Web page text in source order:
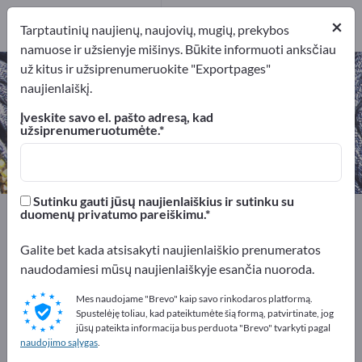
Plastikiniai audiniai – raskite
gamintojus ir tiekėjus
Eksportuotojai Gamintojai
1
Gamintojai
Exportpages Tekstilė
Medžiagos rūbams
Reklamuokitės nemokamai
Exportpages!
Poreikiai – Pasiūlymai – Naudotos prekės – Verslo
kontaktai >> pradėkite čia
×
Tarptautinių naujienų, naujovių, mugių, prekybos
namuose ir užsienyje mišinys. Būkite informuoti anksčiau
už kitus ir užsiprenumeruokite "Exportpages"
naujienlaiškį.
Įveskite savo el. pašto adresą, kad
užsiprenumeruotumėte.
Sutinku gauti jūsų naujienlaiškius ir sutinku su
duomenų privatumo pareiškimu.
Galite bet kada atsisakyti naujienlaiškio prenumeratos
naudodamiesi mūsų naujienlaiškyje esančia nuoroda.
Mes naudojame "Brevo" kaip savo rinkodaros platformą.
Spustelėję toliau, kad pateiktumėte šią formą, patvirtinate, jog
jūsų pateikta informacija bus perduota "Brevo" tvarkyti pagal
naudojimo sąlygas.